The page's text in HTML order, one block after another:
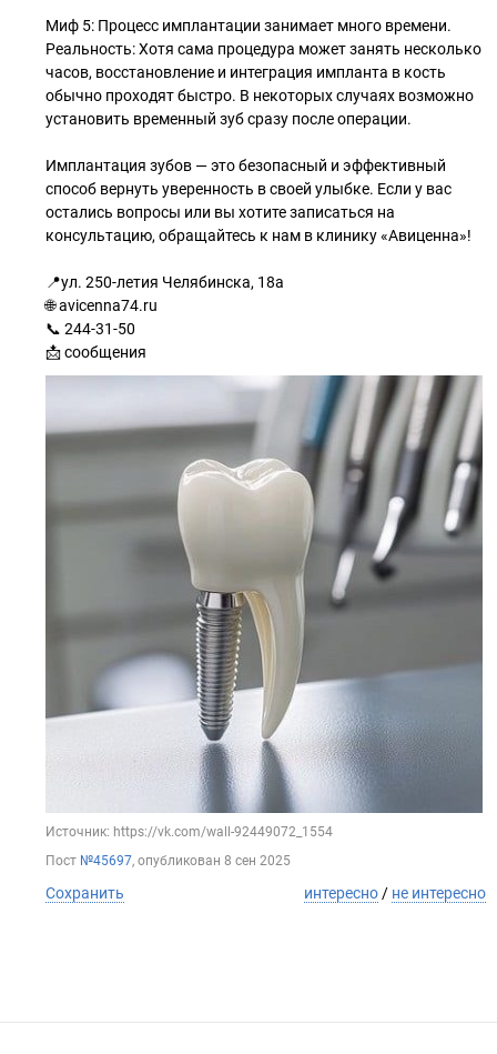
Миф 5: Процесс имплантации занимает много времени.
Реальность: Хотя сама процедура может занять несколько
часов, восстановление и интеграция импланта в кость
обычно проходят быстро. В некоторых случаях возможно
установить временный зуб сразу после операции.
Имплантация зубов — это безопасный и эффективный
способ вернуть уверенность в своей улыбке. Если у вас
остались вопросы или вы хотите записаться на
консультацию, обращайтесь к нам в клинику «Авиценна»!
📍ул. 250-летия Челябинска, 18а
🌐 avicenna74.ru
📞 244-31-50
📩 сообщения
Источник: https://vk.com/wall-92449072_1554
Пост №45697, опубликован 8 сен 2025
Сохранить интересно / не интересно